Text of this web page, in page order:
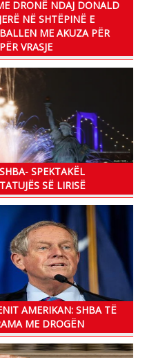
DRONË NDAJ DONALD
NË SHTËPINË E
ME AKUZA PËR
VRASJE
SPEKTAKËL
SË LIRISË
AMERIKAN: SHBA TË
ME DROGËN